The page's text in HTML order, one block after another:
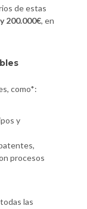
de estas
200.000€, en
como*:
y
procesos
todas las